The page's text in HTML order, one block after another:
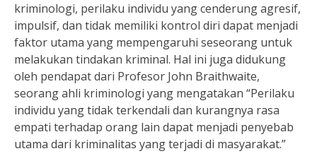
kriminologi, perilaku individu yang cenderung agresif,
impulsif, dan tidak memiliki kontrol diri dapat menjadi
faktor utama yang mempengaruhi seseorang untuk
melakukan tindakan kriminal. Hal ini juga didukung
oleh pendapat dari Profesor John Braithwaite,
seorang ahli kriminologi yang mengatakan “Perilaku
individu yang tidak terkendali dan kurangnya rasa
empati terhadap orang lain dapat menjadi penyebab
utama dari kriminalitas yang terjadi di masyarakat.”